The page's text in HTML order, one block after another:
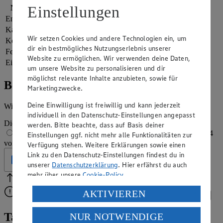
Nährwerte
pro Portion
Energie
611 kj (7 %)
Kalorien
Kohlenhydrate 9 g
Fett
17 g
Eiweiß
15 g
Bewertung
Wie hat es dir geschmeckt?
Die Bewertung wird automatisch gespeichert
1 von 5 Sternen
2 von 5 Sternen 3 von 5 Sternen
4
von 5 Sternen
5 von 5 Sternen
Geprüft
Bitte wähle eine Bewertung aus, um fortzufahren.
Tatar mit frischem und geräuchertem
Einstellungen
Wir setzen Cookies und andere Technologien ein, um
dir ein bestmögliches Nutzungserlebnis unserer
Website zu ermöglichen. Wir verwenden deine Daten,
um unsere Website zu personalisieren und dir
möglichst relevante Inhalte anzubieten, sowie für
Marketingzwecke.
Deine Einwilligung ist freiwillig und kann jederzeit
individuell in den Datenschutz-Einstellungen angepasst
werden. Bitte beachte, dass auf Basis deiner
Einstellungen ggf. nicht mehr alle Funktionalitäten zur
Verfügung stehen. Weitere Erklärungen sowie einen
Link zu den Datenschutz-Einstellungen findest du in
unserer Datenschutzerklärung. Hier erfährst du auch
mehr über unsereCookie-Policy.
Verarbeitung deiner personenbezogenen Daten in den
USA durch Facebook und YouTube:
Wenn du auf „Aktivieren“ klickst, willigst du im Sinne
AKTIVIEREN
NUR NOTWENDIGE